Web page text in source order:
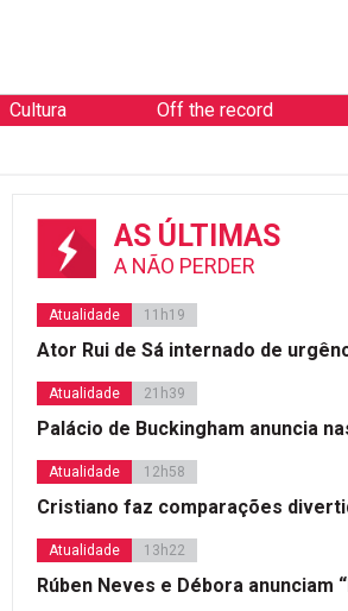
Cultura Off the record
AS ÚLTIMAS
A NÃO PERDER
Atualidade 11h19
Ator Rui de Sá internado de
Atualidade 21h39
Palácio de Buckingham anuncia
Atualidade 12h58
Cristiano faz comparações
Atualidade 13h22
Rúben Neves e Débora anunciam